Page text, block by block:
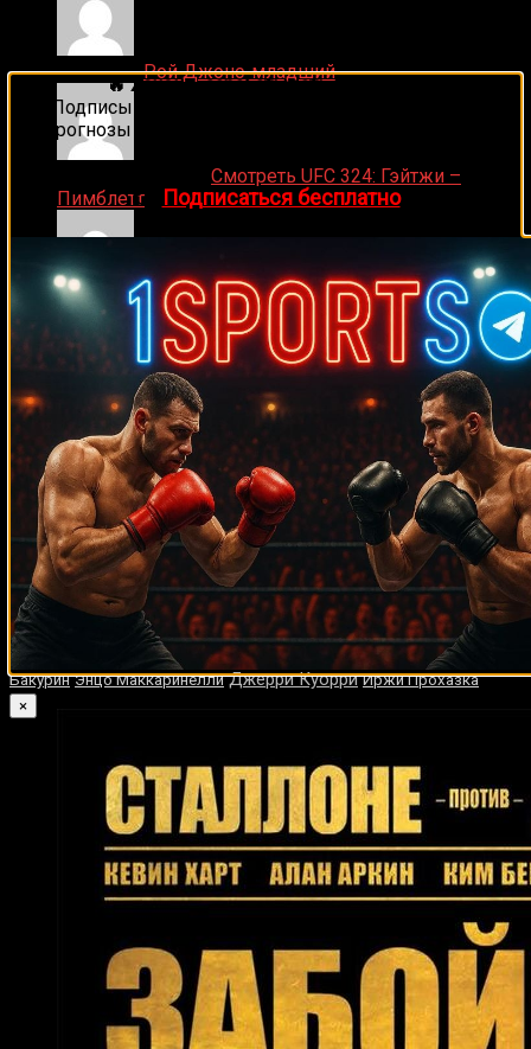
Денис onРой Джонс-младший
Смотреть UFC 324: Гэйтжи –
Пимблетт
Medik onСмотреть UFC 322 Делла Маддалена –
Махачев
Случайные боксеры
Маркус Роуд Сальвадор Масиэл Мелвин Уинн
Хуан Карлос Гомес
Деррик Хармон Недрик Симмонс Артур Бетербиев
Джейсон Велес Реджи Джонсон Энтони Ярд Дон Грант
Тони Биглен
Гектор Томпсон Джордан Левитт Сефер Сефери Шон О’Мэлли
Бико
Ботовамунгу Эрик Эш Нури Сефери Шон Фитцджеральд
Тулани
Малинга Крис Бёрд Деррик Лэмпкинс Деррик Гейнер Ладислао
Михангос Мартин Мюррей Рикардо Кано Лаймон Брюстер Моника
Мвакасанга Ларри Прэтер Джимрекс Хака Энрике Орнелас
Сауль Альварес Джервонта Дэвис
Армандо Кастро Эктор Авила Билли Джо Сондерс Гарольд Бразье
Дэвид Маккласки
Эдди Ричардсон Джерсон Равело
Ивица
Бакурин Энцо Маккаринелли Джерри Куорри Иржи Прохазка
🔥 Хочешь зарабатывать на спорте?
Подписывайся на наш Telegram-канал
прогнозы на единоборства и другие виды спорта
👉 Подписаться бесплатно
×